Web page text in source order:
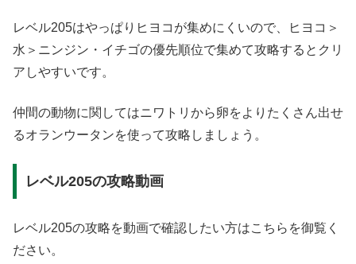
レベル205はやっぱりヒヨコが集めにくいので、ヒヨコ＞
水＞ニンジン・イチゴの優先順位で集めて攻略するとクリ
アしやすいです。
仲間の動物に関してはニワトリから卵をよりたくさん出せ
るオランウータンを使って攻略しましょう。
レベル205の攻略動画
レベル205の攻略を動画で確認したい方はこちらを御覧く
ださい。